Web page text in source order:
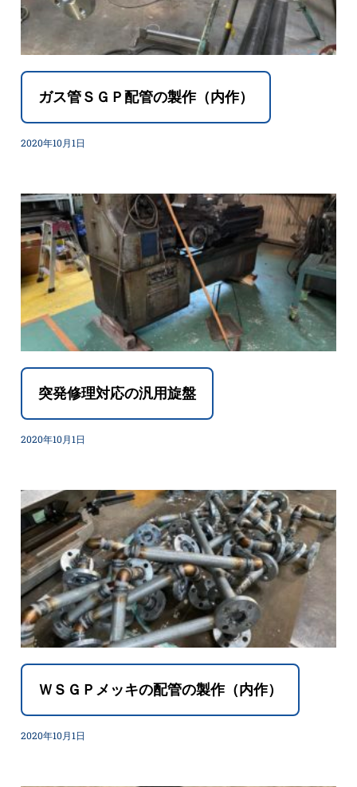
ガス管ＳＧＰ配管の製作（内作）
2020年10月1日
突発修理対応の汎用旋盤
2020年10月1日
ＷＳＧＰメッキの配管の製作（内作）
2020年10月1日